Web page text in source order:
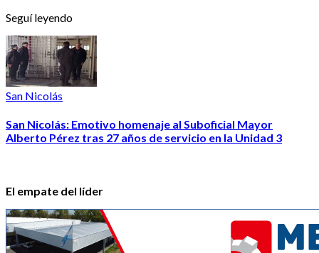
Seguí leyendo
San Nicolás
San Nicolás: Emotivo homenaje al Suboficial Mayor
Alberto Pérez tras 27 años de servicio en la Unidad 3
El empate del líder